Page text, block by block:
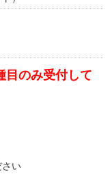
目のみ受付して
い